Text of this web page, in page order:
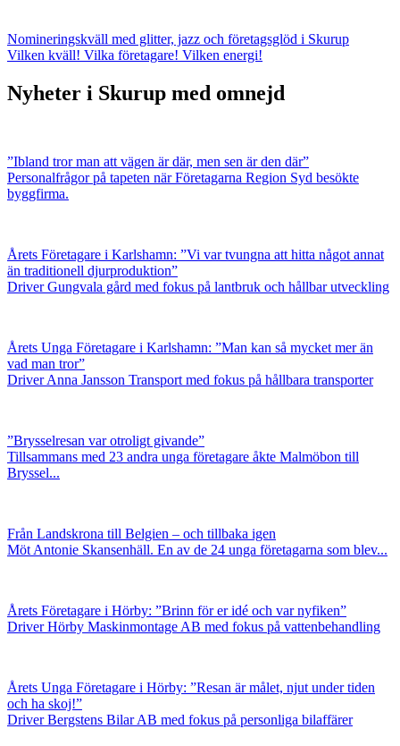
Nomineringskväll med glitter, jazz och företagsglöd i Skurup
Vilken kväll! Vilka företagare! Vilken energi!
Nyheter i Skurup med omnejd
”Ibland tror man att vägen är där, men sen är den där”
Personalfrågor på tapeten när Företagarna Region Syd besökte
byggfirma.
Årets Företagare i Karlshamn: ”Vi var tvungna att hitta något annat
än traditionell djurproduktion”
Driver Gungvala gård med fokus på lantbruk och hållbar utveckling
Årets Unga Företagare i Karlshamn: ”Man kan så mycket mer än
vad man tror”
Driver Anna Jansson Transport med fokus på hållbara transporter
”Brysselresan var otroligt givande”
Tillsammans med 23 andra unga företagare åkte Malmöbon till
Bryssel...
Från Landskrona till Belgien – och tillbaka igen
Möt Antonie Skansenhäll. En av de 24 unga företagarna som blev...
Årets Företagare i Hörby: ”Brinn för er idé och var nyfiken”
Driver Hörby Maskinmontage AB med fokus på vattenbehandling
Årets Unga Företagare i Hörby: ”Resan är målet, njut under tiden
och ha skoj!”
Driver Bergstens Bilar AB med fokus på personliga bilaffärer